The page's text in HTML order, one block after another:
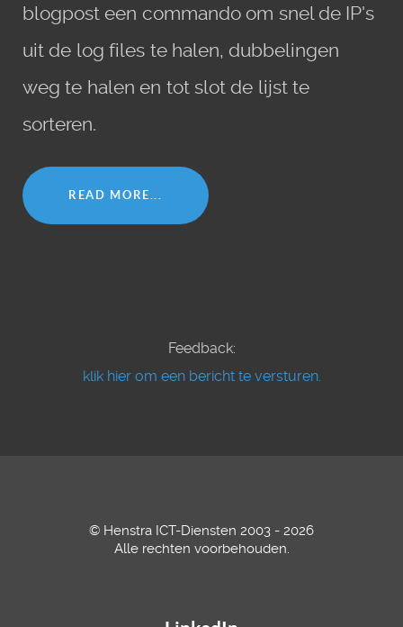
blogpost een commando om snel de IP's
uit de log files te halen, dubbelingen
weg te halen en tot slot de lijst te
sorteren.
READ MORE...
Feedback:
klik hier om een bericht te versturen.
© Henstra ICT-Diensten 2003 - 2026
Alle rechten voorbehouden.